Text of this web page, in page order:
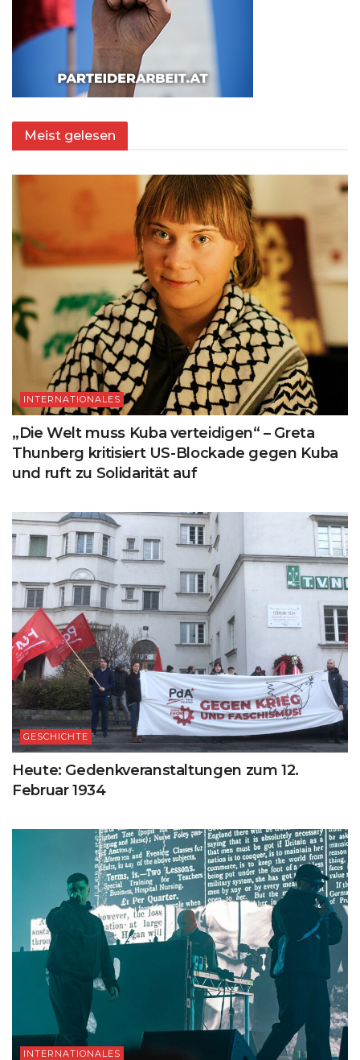
Meist gelesen
INTERNATIONALES
„Die Welt muss Kuba verteidigen“ – Greta
Thunberg kritisiert US-Blockade gegen Kuba
und ruft zu Solidarität auf
GESCHICHTE
Heute: Gedenkveranstaltungen zum 12.
Februar 1934
INTERNATIONALES